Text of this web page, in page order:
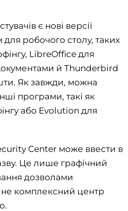
є нові версії
робочого столу, таких
LibreOffice для
й Thunderbird
Як завжди, можна
програми, такі як
або Evolution для
Center може ввести в
Це лише графічний
дозволами
не комплексний центр